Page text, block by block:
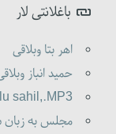
باغلانتی لار
اهر بتا وبلاقی
حمید انباز
sahil,.MP3
مجلس به زبان